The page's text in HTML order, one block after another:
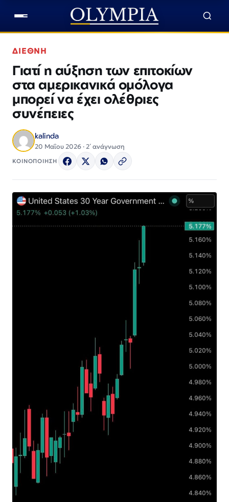
ΔΙΕΘΝΗ
Γιατί η αύξηση των επιτοκίων
στα αμερικανικά ομόλογα
μπορεί να έχει ολέθριες
συνέπειες
kalinda
20 Μαΐου 2026 · 2΄ ανάγνωση
ΚΟΙΝΟΠΟΙΗΣΗ